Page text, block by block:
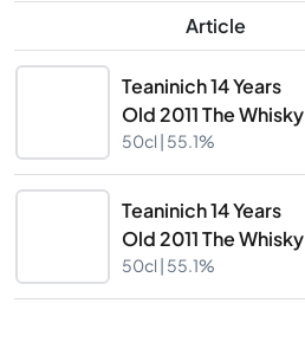
Article
Teaninich 14 Years
Old 2011 The Whisky
Chamber TWC 0329
50cl | 55.1%
Teaninich 14 Years
Old 2011 The Whisky
Chamber TWC 0329
50cl | 55.1%